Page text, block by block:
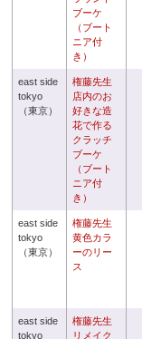
ブーケ
（ブート
ニア付
き）
east side
tokyo
（東京）
権藤先生
店内のお
好きな造
花で作る
クラッチ
ブーケ
（ブート
ニア付
き）
east side
tokyo
（東京）
権藤先生
黄色カラ
ーのリー
ス
east side
tokyo
権藤先生
リメイク